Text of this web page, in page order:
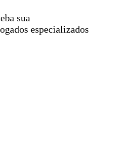
sua
especializados